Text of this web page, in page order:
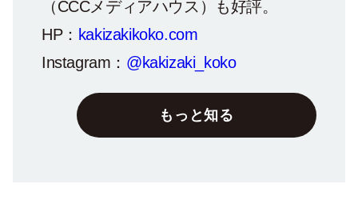
（CCCメディアハウス）も好評。
HP： kakizakikoko.com
Instagram： @kakizaki_koko
もっと知る